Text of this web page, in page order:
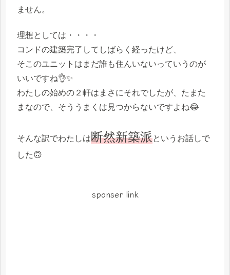
ません。
理想としては・・・・
コンドの建築完了してしばらく経ったけど、
そこのユニットはまだ誰も住んいないっていうのが
いいですね👌✨
わたしの始めの２軒はまさにそれでしたが、たまた
まなので、そううまくは見つからないですよね😂
そんな訳でわたしは断然新築派というお話しで
した🙃
sponser link